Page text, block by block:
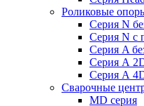
Роликовые
Серия N
Серия N с
Серия A
Серия А
Серия А
Сварочные
MD серия